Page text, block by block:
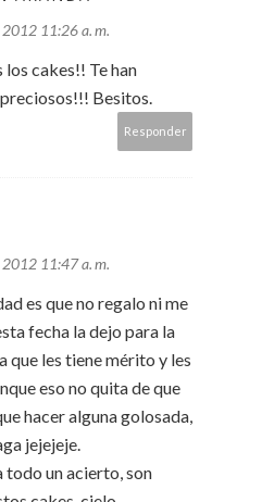
11:26 a. m.
los cakes!! Te han
Besitos.
Responder
11:47 a. m.
es que no regalo ni me
fecha la dejo para la
que les tiene mérito y les
eso no quita de que
hacer alguna golosada,
jejejeje.
todo un acierto, son